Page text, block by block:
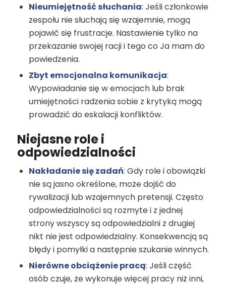
Nieumiejętność słuchania: Jeśli członkowie
zespołu nie słuchają się wzajemnie, mogą
pojawić się frustracje. Nastawienie tylko na
przekazanie swojej racji i tego co Ja mam do
powiedzenia.
Zbyt emocjonalna komunikacja:
Wypowiadanie się w emocjach lub brak
umiejętności radzenia sobie z krytyką mogą
prowadzić do eskalacji konfliktów.
Niejasne role i
odpowiedzialności
Nakładanie się zadań: Gdy role i obowiązki
nie są jasno określone, może dojść do
rywalizacji lub wzajemnych pretensji. Często
odpowiedzialności są rozmyte i z jednej
strony wszyscy są odpowiedzialni z drugiej
nikt nie jest odpowiedzialny. Konsekwencją są
błędy i pomyłki a następnie szukanie winnych.
Nierówne obciążenie pracą: Jeśli część
osób czuje, że wykonuje więcej pracy niż inni,